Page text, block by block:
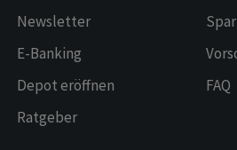
Newsletter
E-Banking
Depot eröffnen
Ratgeber
FAQ